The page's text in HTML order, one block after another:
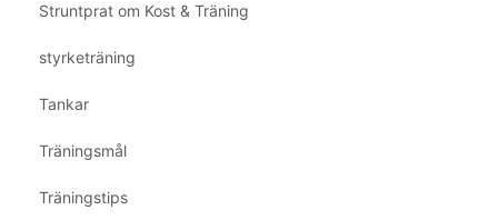
Struntprat om Kost & Träning
styrketräning
Tankar
Träningsmål
Träningstips